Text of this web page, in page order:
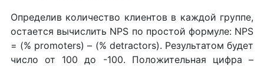
Определив количество клиентов в каждой группе,
остается вычислить NPS по простой формуле: NPS
= (% promoters) – (% detractors). Результатом будет
число от 100 до -100. Положительная цифра –